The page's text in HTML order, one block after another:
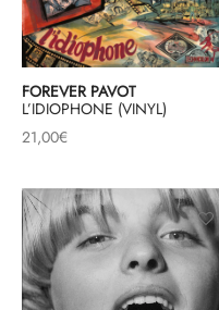
FOREVER PAVOT
L’IDIOPHONE (VINYL)
21,00€